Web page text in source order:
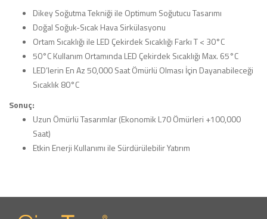
Dikey Soğutma Tekniği ile Optimum Soğutucu Tasarımı
Doğal Soğuk-Sıcak Hava Sirkülasyonu
Ortam Sıcaklığı ile LED Çekirdek Sıcaklığı Farkı T < 30°C
50°C Kullanım Ortamında LED Çekirdek Sıcaklığı Max. 65°C
LED’lerin En Az 50,000 Saat Ömürlü Olması İçin Dayanabileceği
Sıcaklık 80°C
Sonuç:
Uzun Ömürlü Tasarımlar (Ekonomik L70 Ömürleri +100,000
Saat)
Etkin Enerji Kullanımı ile Sürdürülebilir Yatırım